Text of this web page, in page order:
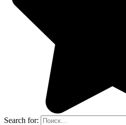
Search for: